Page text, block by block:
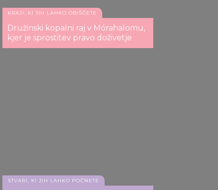
KRAJI, KI JIH LAHKO OBIŠČETE
Družinski kopalni raj v Mórahalomu,
kjer je sprostitev pravo doživetje
STVARI, KI JIH LAHKO POČNETE